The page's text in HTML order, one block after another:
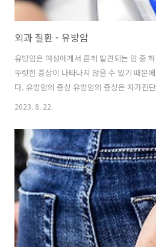
외과 질환 - 유방암
유방암은 여성에게서 흔히 발견되는 암 중
뚜렷한 증상이 나타나지 않을 수 있기 때문
다. 유방암의 증상 유방암의 증상은 자가진
이 보이면 전문의와 상담합니다. 1. 유방이나
그라들거나 주름진 모양의 변화 3. 유방의
경우 4. 유두에서 노란색이나 붉은색의 분
진단 유방암의 확진은 다양한 검사를 통해
(맘모그래피): 조기에 유방암을 발견할 수
유방의 내부를 촬영합니다. 2. 초음파 검사:
판..
2023. 8. 22.